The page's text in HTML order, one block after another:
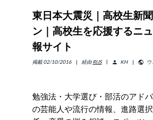
info_outline リソース
東日本大震災｜高校生新
ン｜高校生を応援するニ
報サイト
掲載 02/10/2016 経由 RIJS person KH public ウ
勉強法・大学選び・部活のアド
の芸能人や流行の情報、進路選